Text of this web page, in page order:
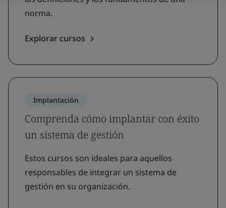
norma.
Explorar cursos
Implantación
Comprenda cómo implantar con éxito
un sistema de gestión
Estos cursos son ideales para aquellos
responsables de integrar un sistema de
gestión en su organización.